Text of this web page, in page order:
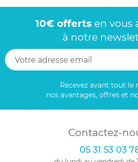
10€ offerts en vous
à notre
Recevez avant tout le
nos avantages, offres et
Contactez-
05 31 53 03